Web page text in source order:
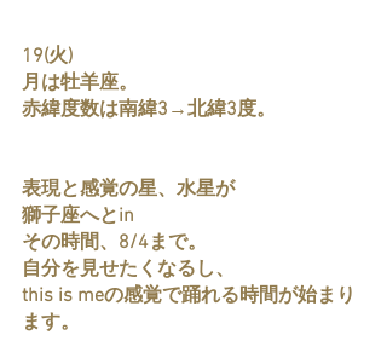
19(火)
月は牡羊座。
赤緯度数は南緯3→北緯3度。
表現と感覚の星、水星が
獅子座へとin
その時間、8/4まで。
自分を見せたくなるし、
this is meの感覚で踊れる時間が始まり
ます。